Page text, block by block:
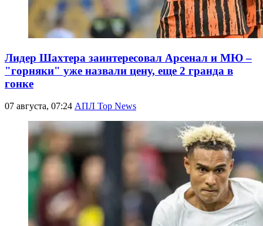
Лидер Шахтера заинтересовал Арсенал и МЮ –
"горняки" уже назвали цену, еще 2 гранда в
гонке
07 августа, 07:24 АПЛ Top News